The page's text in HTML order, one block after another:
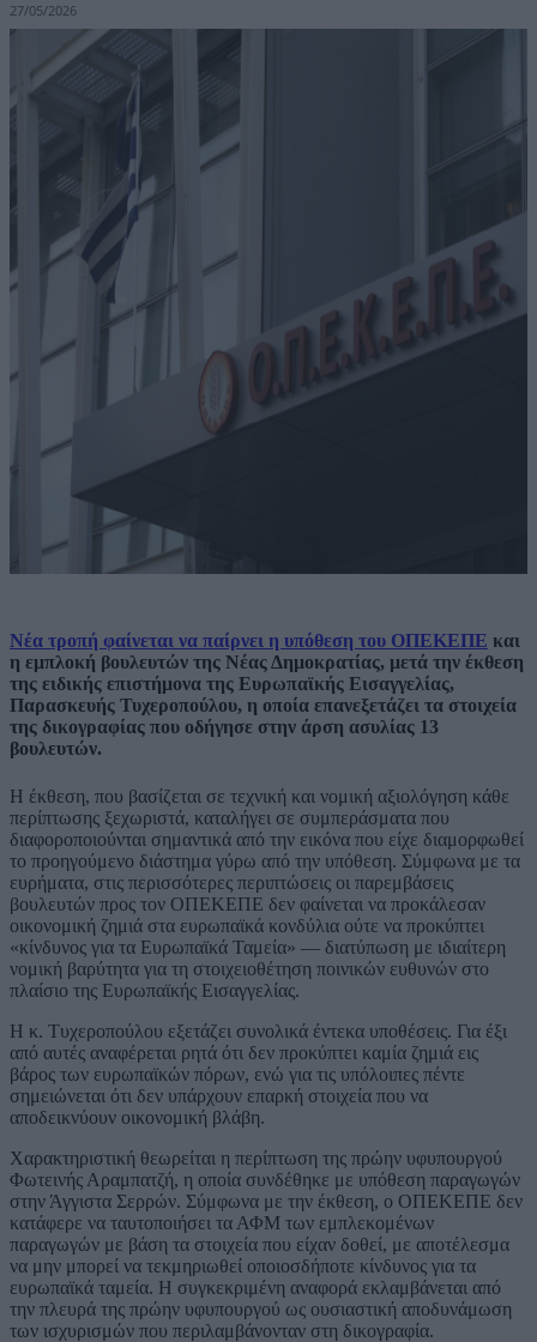
27/05/2026
Νέα τροπή φαίνεται να παίρνει η υπόθεση του ΟΠΕΚΕΠΕ και
η εμπλοκή βουλευτών της Νέας Δημοκρατίας, μετά την έκθεση
της ειδικής επιστήμονα της Ευρωπαϊκής Εισαγγελίας,
Παρασκευής Τυχεροπούλου, η οποία επανεξετάζει τα στοιχεία
της δικογραφίας που οδήγησε στην άρση ασυλίας 13
βουλευτών.
Η έκθεση, που βασίζεται σε τεχνική και νομική αξιολόγηση κάθε
περίπτωσης ξεχωριστά, καταλήγει σε συμπεράσματα που
διαφοροποιούνται σημαντικά από την εικόνα που είχε διαμορφωθεί
το προηγούμενο διάστημα γύρω από την υπόθεση. Σύμφωνα με τα
ευρήματα, στις περισσότερες περιπτώσεις οι παρεμβάσεις
βουλευτών προς τον ΟΠΕΚΕΠΕ δεν φαίνεται να προκάλεσαν
οικονομική ζημιά στα ευρωπαϊκά κονδύλια ούτε να προκύπτει
«κίνδυνος για τα Ευρωπαϊκά Ταμεία» — διατύπωση με ιδιαίτερη
νομική βαρύτητα για τη στοιχειοθέτηση ποινικών ευθυνών στο
πλαίσιο της Ευρωπαϊκής Εισαγγελίας.
Η κ. Τυχεροπούλου εξετάζει συνολικά έντεκα υποθέσεις. Για έξι
από αυτές αναφέρεται ρητά ότι δεν προκύπτει καμία ζημιά εις
βάρος των ευρωπαϊκών πόρων, ενώ για τις υπόλοιπες πέντε
σημειώνεται ότι δεν υπάρχουν επαρκή στοιχεία που να
αποδεικνύουν οικονομική βλάβη.
Χαρακτηριστική θεωρείται η περίπτωση της πρώην υφυπουργού
Φωτεινής Αραμπατζή, η οποία συνδέθηκε με υπόθεση παραγωγών
στην Άγγιστα Σερρών. Σύμφωνα με την έκθεση, ο ΟΠΕΚΕΠΕ δεν
κατάφερε να ταυτοποιήσει τα ΑΦΜ των εμπλεκομένων
παραγωγών με βάση τα στοιχεία που είχαν δοθεί, με αποτέλεσμα
να μην μπορεί να τεκμηριωθεί οποιοσδήποτε κίνδυνος για τα
ευρωπαϊκά ταμεία. Η συγκεκριμένη αναφορά εκλαμβάνεται από
την πλευρά της πρώην υφυπουργού ως ουσιαστική αποδυνάμωση
των ισχυρισμών που περιλαμβάνονταν στη δικογραφία.